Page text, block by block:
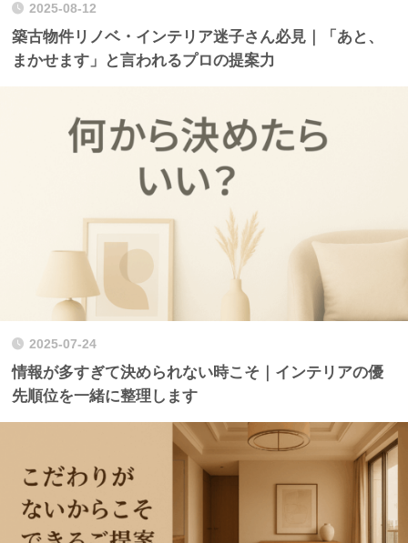
2025-08-12
築古物件リノベ・インテリア迷子さん必見｜「あと、
まかせます」と言われるプロの提案力
2025-07-24
情報が多すぎて決められない時こそ｜インテリアの優
先順位を一緒に整理します